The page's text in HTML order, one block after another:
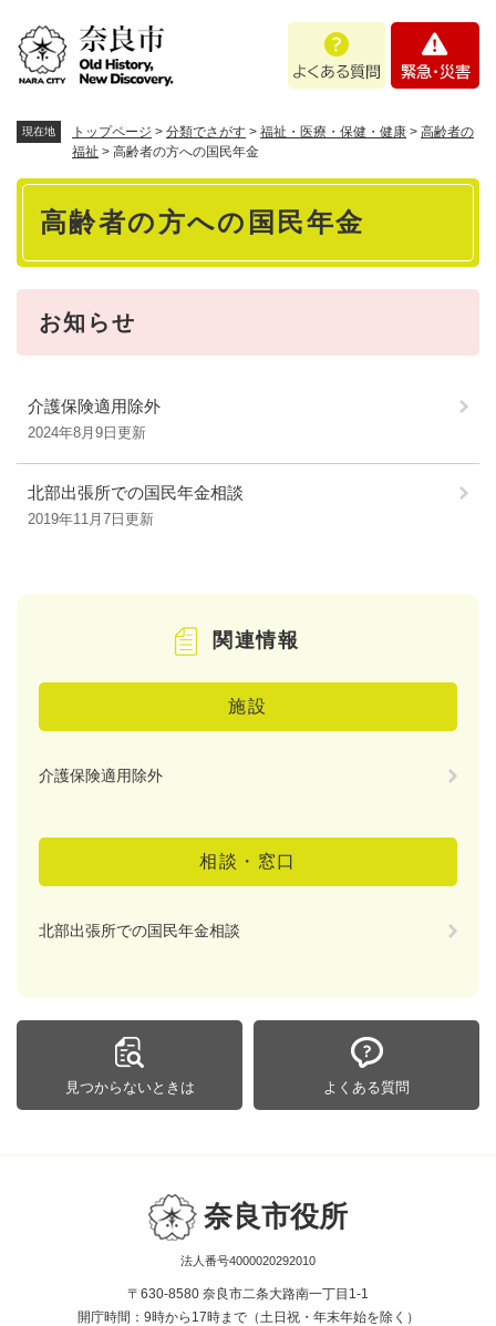
あ
問
・
現在地 トップページ > 分類でさがす > 福祉・医療・保健・健康 > 高齢者の
福祉 > 高齢者の方への国民年金
本
高齢者の方への国民年金
お知らせ
介護保険適用除外
2024年8月9日更新
北部出張所での国民年金相談
2019年11月7日更新
関連情報
施設
介護保険適用除外
相談・窓口
北部出張所での国民年金相談
見つからないときは よくある質問
奈良市役所
法人番号4000020292010
〒630-8580 奈良市二条大路南一丁目1-1
開庁時間：9時から17時まで（土日祝・年末年始を除く）